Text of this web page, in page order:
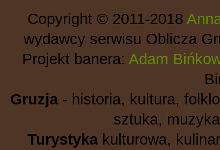
Copyright © 2011-2018
wydawcy serwisu Oblicza
Projekt banera: Adam
Gruzja- historia, kultura,
sztuka,
Turystykakulturowa,